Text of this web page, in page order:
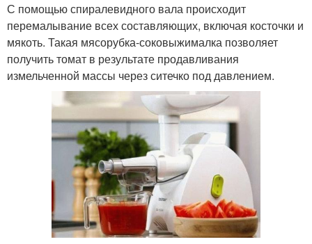
С помощью спиралевидного вала происходит
перемалывание всех составляющих, включая косточки и
мякоть. Такая мясорубка-соковыжималка позволяет
получить томат в результате продавливания
измельченной массы через ситечко под давлением.